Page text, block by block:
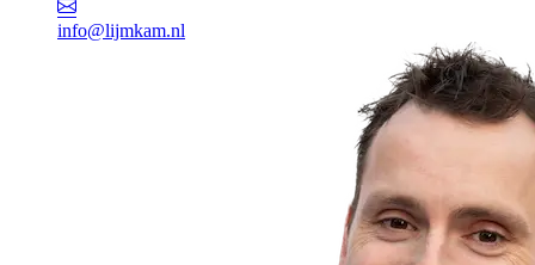
info@lijmkam.nl